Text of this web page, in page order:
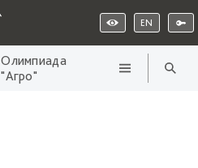
EN
Олимпиада
"Агро"